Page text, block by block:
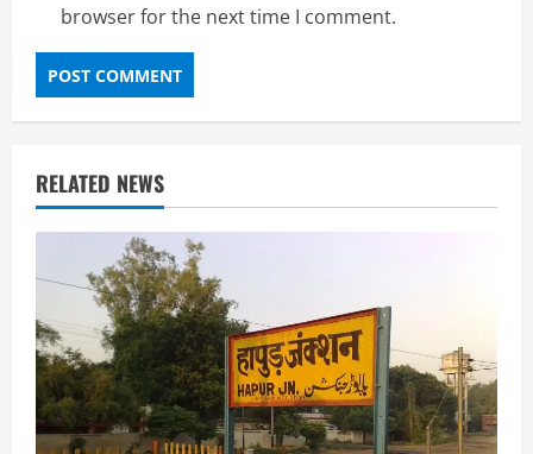
browser for the next time I comment.
RELATED NEWS